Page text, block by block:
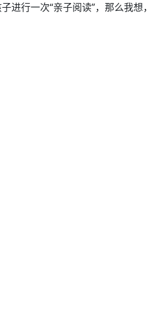
进行一次“亲子阅读”，那么我想